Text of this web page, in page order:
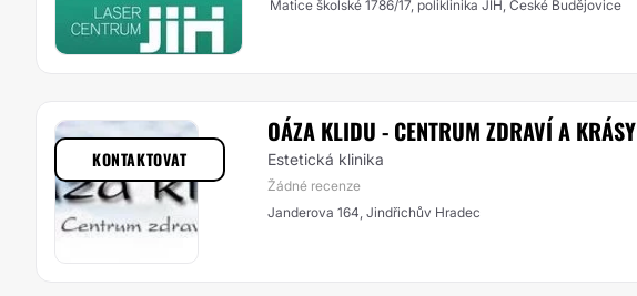
Matice školské 1786/17, poliklinika JIH, České Budějovice
OÁZA KLIDU - CENTRUM ZDRAVÍ A KRÁSY
Estetická klinika
Žádné recenze
Janderova 164, Jindřichův Hradec
KONTAKTOVAT